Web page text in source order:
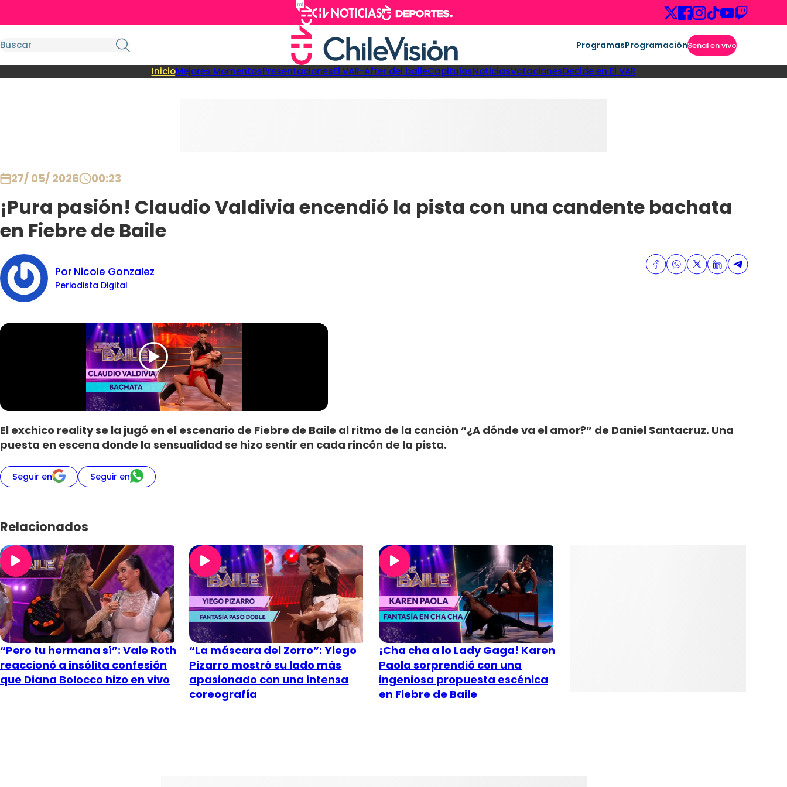
ProgramasProgramaciónSeñal en vivo
InicioMejores MomentosPresentacionesEl VAR-After del baileCapitulosNoticiasVotacionesDecide en El VAR
27/ 05/ 2026 00:23
¡Pura pasión! Claudio Valdivia encendió la pista con una candente bachata
en Fiebre de Baile
Por Nicole Gonzalez
Periodista Digital
El exchico reality se la jugó en el escenario de Fiebre de Baile al ritmo de la canción “¿A dónde va el amor?” de Daniel Santacruz. Una
puesta en escena donde la sensualidad se hizo sentir en cada rincón de la pista.
Seguir en Seguir en
Relacionados
“Pero tu hermana sí”: Vale Roth
reaccionó a insólita confesión
que Diana Bolocco hizo en vivo
“La máscara del Zorro”: Yiego
Pizarro mostró su lado más
apasionado con una intensa
coreografía
¡Cha cha a lo Lady Gaga! Karen
Paola sorprendió con una
ingeniosa propuesta escénica
en Fiebre de Baile